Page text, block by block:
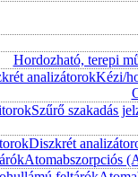
Hordozható, terepi
analizátorokKézi/
Szűrő szakadás
Diszkrét
Atomabszorpciós